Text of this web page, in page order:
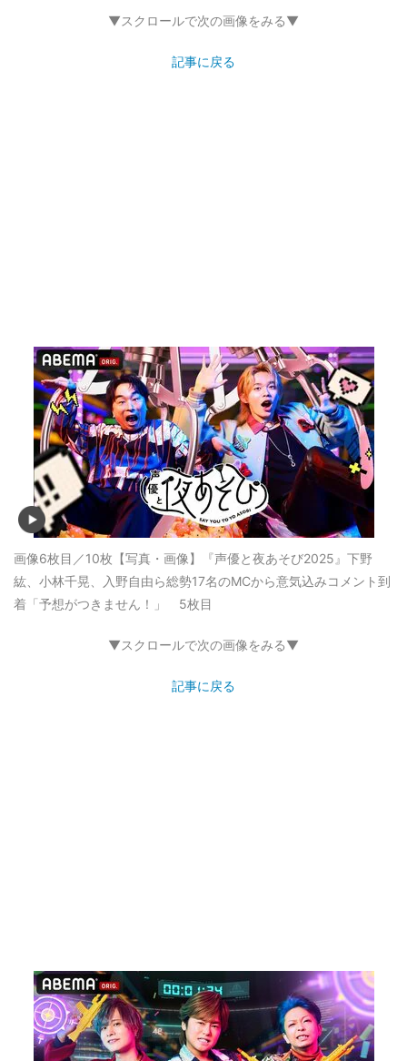
▼スクロールで次の画像をみる▼
記事に戻る
画像6枚目／10枚 【写真・画像】『声優と夜あそび2025』下野
紘、小林千晃、入野自由ら総勢17名のMCから意気込みコメント到
着「予想がつきません！」 5枚目
▼スクロールで次の画像をみる▼
記事に戻る